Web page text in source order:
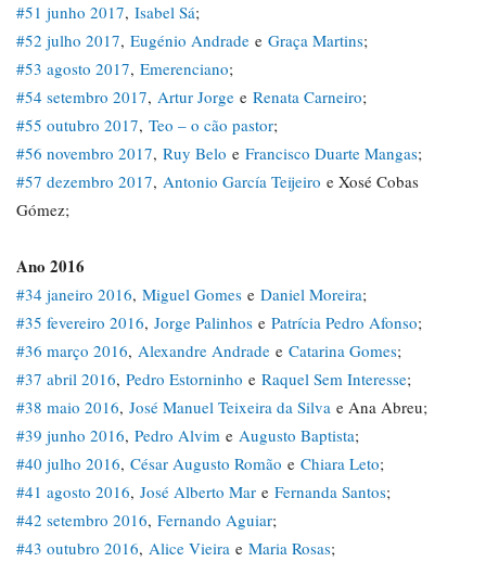
#51 junho 2017, Isabel Sá;
#52 julho 2017, Eugénio Andrade e Graça Martins;
#53 agosto 2017, Emerenciano;
#54 setembro 2017, Artur Jorge e Renata Carneiro;
#55 outubro 2017, Teo – o cão pastor;
#56 novembro 2017, Ruy Belo e Francisco Duarte Mangas;
#57 dezembro 2017, Antonio García Teijeiro e Xosé Cobas
Gómez;
Ano 2016
#34 janeiro 2016, Miguel Gomes e Daniel Moreira;
#35 fevereiro 2016, Jorge Palinhos e Patrícia Pedro Afonso;
#36 março 2016, Alexandre Andrade e Catarina Gomes;
#37 abril 2016, Pedro Estorninho e Raquel Sem Interesse;
#38 maio 2016, José Manuel Teixeira da Silva e Ana Abreu;
#39 junho 2016, Pedro Alvim e Augusto Baptista;
#40 julho 2016, César Augusto Romão e Chiara Leto;
#41 agosto 2016, José Alberto Mar e Fernanda Santos;
#42 setembro 2016, Fernando Aguiar;
#43 outubro 2016, Alice Vieira e Maria Rosas;